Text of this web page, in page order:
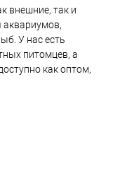
внешние, так и
аквариумов,
У нас есть
питомцев, а
как оптом,